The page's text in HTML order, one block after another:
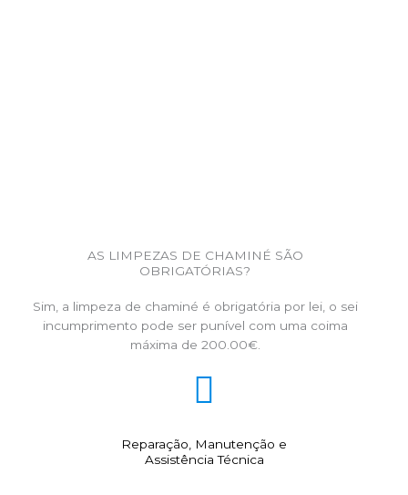
AS LIMPEZAS DE CHAMINÉ SÃO
OBRIGATÓRIAS?
Sim, a limpeza de chaminé é obrigatória por lei, o sei
incumprimento pode ser punível com uma coima
máxima de 200.00€.
Reparação, Manutenção e
Assistência Técnica